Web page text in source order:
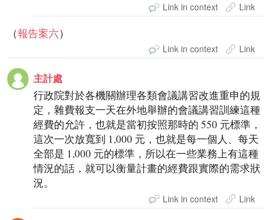
Link in context Link
（報告案六）
Link in context Link
主計處
行政院對於各機關辦理各類會議講習改進重申的規
定，雜費報支一天在外地舉辦的會議講習訓練這種
經費的允許，也就是當初按照那時的 550 元標準，
這次一次放寬到 1,000 元，也就是每一個人、每天
全部是 1,000 元的標準，所以在一些業務上有這種
情況的話，就可以衡量計畫的經費跟實際的需求狀
況。
Link in context Link